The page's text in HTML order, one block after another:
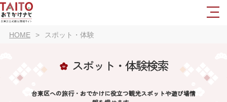
HOME スポット・体験
スポット・体験検索
台東区への旅行・おでかけに役立つ観光スポットや遊び場情